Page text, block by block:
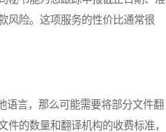
风险。这项服务的性价比通常很
言，那么可能需要将部分文件翻
的数量和翻译机构的收费标准，